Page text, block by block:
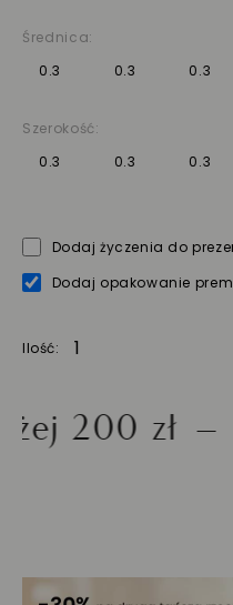
Średnica:
0.3
0.3 0.3
Szerokość:
0.3
0.3 0.3
Dodaj życzenia do
Dodaj opakowanie
Ilość
zł